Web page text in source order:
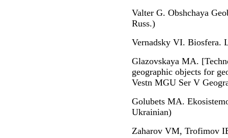
Valter G. Obshchaya
Russ.)
Vernadsky VI. Biosfera.
Glazovskaya MA.
geographic objects for
Vestn MGU Ser V
Golubets MA.
Ukrainian)
Zaharov VM, Trofimov